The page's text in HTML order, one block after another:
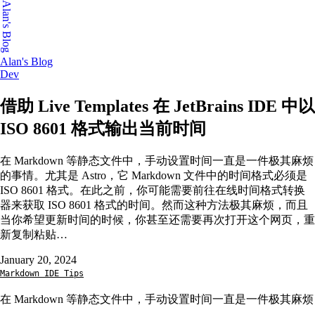
Alan's Blog
Alan's Blog
Dev
借助 Live Templates 在 JetBrains IDE 中以
ISO 8601 格式输出当前时间
在 Markdown 等静态文件中，手动设置时间一直是一件极其麻烦
的事情。尤其是 Astro，它 Markdown 文件中的时间格式必须是
ISO 8601 格式。在此之前，你可能需要前往在线时间格式转换
器来获取 ISO 8601 格式的时间。然而这种方法极其麻烦，而且
当你希望更新时间的时候，你甚至还需要再次打开这个网页，重
新复制粘贴…
January 20, 2024
Markdown IDE Tips
在 Markdown 等静态文件中，手动设置时间一直是一件极其麻烦